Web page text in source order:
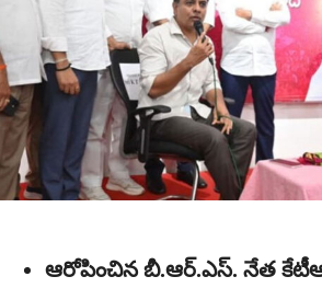
ఆరోపించిన బీ.ఆర్.ఎస్. నేత